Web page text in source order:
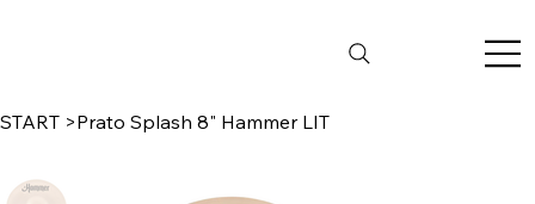
START >Prato Splash 8" Hammer LIT